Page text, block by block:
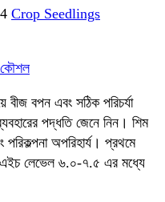
Crop Seedlings
বীজ বপন এবং সঠিক পরিচর্যা
পদ্ধতি জেনে নিন। শিম
অপরিহার্য। প্রথমে
লেভেল ৬.০-৭.৫ এর মধ্যে